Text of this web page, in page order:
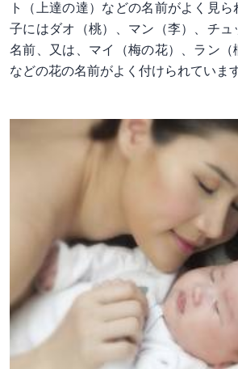
ト（上達の達）などの名前がよく見
子にはダオ（桃）、マン（李）、チ
名前、又は、マイ（梅の花）、ラン（
などの花の名前がよく付けられています